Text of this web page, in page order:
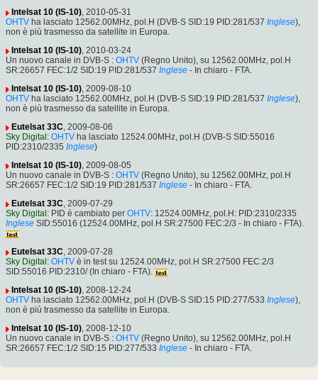
Intelsat 10 (IS-10), 2010-05-31
OHTV ha lasciato 12562.00MHz, pol.H (DVB-S SID:19 PID:281/537 Inglese),
non è più trasmesso da satellite in Europa.
Intelsat 10 (IS-10), 2010-03-24
Un nuovo canale in DVB-S : OHTV (Regno Unito), su 12562.00MHz, pol.H
SR:26657 FEC:1/2 SID:19 PID:281/537 Inglese - In chiaro - FTA.
Intelsat 10 (IS-10), 2009-08-10
OHTV ha lasciato 12562.00MHz, pol.H (DVB-S SID:19 PID:281/537 Inglese),
non è più trasmesso da satellite in Europa.
Eutelsat 33C, 2009-08-06
Sky Digital : OHTV ha lasciato 12524.00MHz, pol.H (DVB-S SID:55016
PID:2310/2335 Inglese)
Intelsat 10 (IS-10), 2009-08-05
Un nuovo canale in DVB-S : OHTV (Regno Unito), su 12562.00MHz, pol.H
SR:26657 FEC:1/2 SID:19 PID:281/537 Inglese - In chiaro - FTA.
Eutelsat 33C, 2009-07-29
Sky Digital : PID è cambiato per OHTV: 12524.00MHz, pol.H: PID:2310/2335
Inglese SID:55016 (12524.00MHz, pol.H SR:27500 FEC:2/3 - In chiaro - FTA).
Eutelsat 33C, 2009-07-28
Sky Digital : OHTV è in test su 12524.00MHz, pol.H SR:27500 FEC:2/3
SID:55016 PID:2310/ (In chiaro - FTA).
Intelsat 10 (IS-10), 2008-12-24
OHTV ha lasciato 12562.00MHz, pol.H (DVB-S SID:15 PID:277/533 Inglese),
non è più trasmesso da satellite in Europa.
Intelsat 10 (IS-10), 2008-12-10
Un nuovo canale in DVB-S : OHTV (Regno Unito), su 12562.00MHz, pol.H
SR:26657 FEC:1/2 SID:15 PID:277/533 Inglese - In chiaro - FTA.